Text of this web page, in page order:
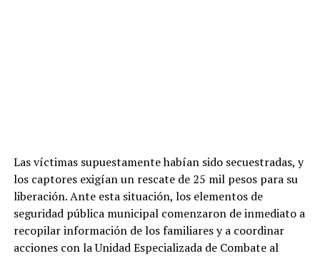
Las víctimas supuestamente habían sido secuestradas, y
los captores exigían un rescate de 25 mil pesos para su
liberación. Ante esta situación, los elementos de
seguridad pública municipal comenzaron de inmediato a
recopilar información de los familiares y a coordinar
acciones con la Unidad Especializada de Combate al